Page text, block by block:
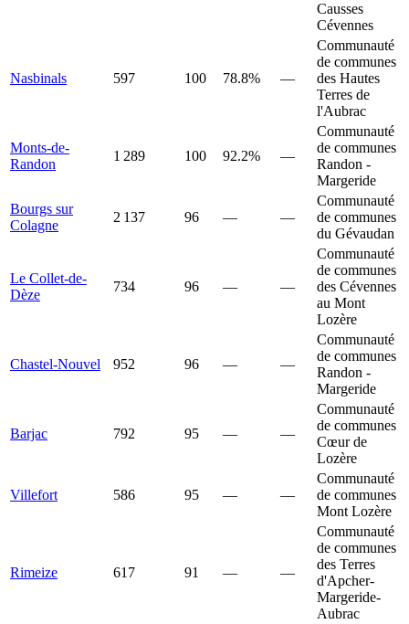
Causses
Cévennes
Nasbinals 597 100 78.8% —
Communauté
de communes
des Hautes
Terres de
l'Aubrac
Monts-de-
Randon
1 289 100 92.2% —
Communauté
de communes
Randon -
Margeride
Bourgs sur
Colagne
2 137 96 — —
Communauté
de communes
du Gévaudan
Le Collet-de-
Dèze
734 96 — —
Communauté
de communes
des Cévennes
au Mont
Lozère
Chastel-Nouvel 952 96 — —
Communauté
de communes
Randon -
Margeride
Barjac 792 95 — —
Communauté
de communes
Cœur de
Lozère
Villefort 586 95 — —
Communauté
de communes
Mont Lozère
Rimeize 617 91 — —
Communauté
de communes
des Terres
d'Apcher-
Margeride-
Aubrac